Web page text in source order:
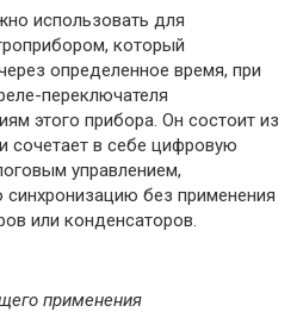
использовать для
который
определенное время, при
переключателя
этого прибора. Он состоит из
сочетает в себе цифровую
управлением,
синхронизацию без применения
или конденсаторов.
применения